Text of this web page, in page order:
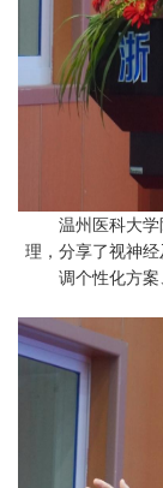
温州医科大学
理，分享了视神
调个性化方案